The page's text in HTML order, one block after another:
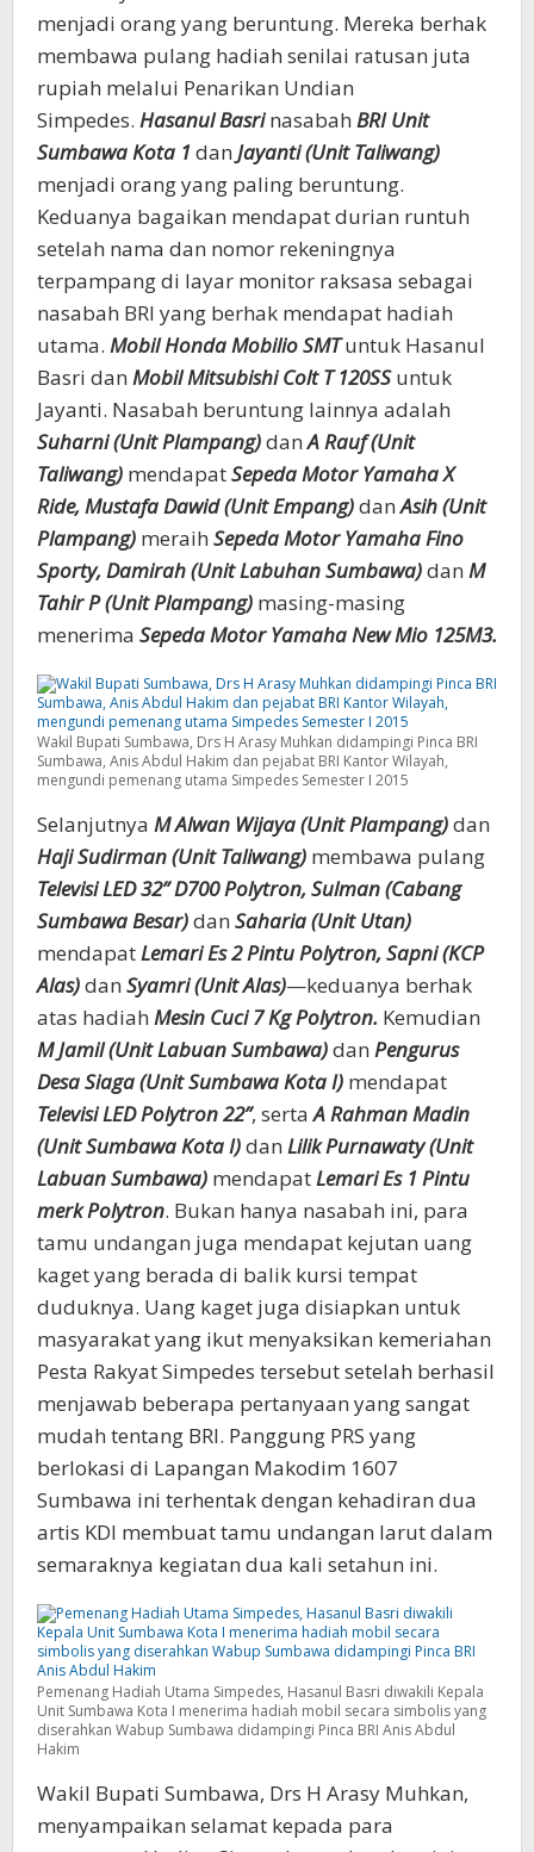
menjadi orang yang beruntung. Mereka berhak
membawa pulang hadiah senilai ratusan juta
rupiah melalui Penarikan Undian
Simpedes. Hasanul Basri nasabah BRI Unit
Sumbawa Kota 1dan Jayanti (Unit Taliwang)
menjadi orang yang paling beruntung.
Keduanya bagaikan mendapat durian runtuh
setelah nama dan nomor rekeningnya
terpampang di layar monitor raksasa sebagai
nasabah BRI yang berhak mendapat hadiah
utama. Mobil Honda Mobilio SMT untuk Hasanul
Basri dan Mobil Mitsubishi Colt T 120SS untuk
Jayanti. Nasabah beruntung lainnya adalah
Suharni (Unit Plampang)danA Rauf (Unit
Taliwang) mendapatSepeda Motor Yamaha X
Ride, Mustafa Dawid (Unit Empang)danAsih (Unit
Plampang) meraih Sepeda Motor Yamaha Fino
Sporty, Damirah (Unit Labuhan Sumbawa)dan M
Tahir P (Unit Plampang) masing-masing
menerima Sepeda Motor Yamaha New Mio 125M3.
Wakil Bupati Sumbawa, Drs H Arasy Muhkan didampingi Pinca BRI
Sumbawa, Anis Abdul Hakim dan pejabat BRI Kantor Wilayah,
mengundi pemenang utama Simpedes Semester I 2015
Selanjutnya M Alwan Wijaya (Unit Plampang)dan
Haji Sudirman (Unit Taliwang) membawa pulang
Televisi LED 32” D700 Polytron, Sulman (Cabang
Sumbawa Besar)dan Saharia (Unit Utan)
mendapatLemari Es 2 Pintu Polytron, Sapni (KCP
Alas)dan Syamri (Unit Alas)—keduanya berhak
atas hadiah Mesin Cuci 7 Kg Polytron. Kemudian
M Jamil (Unit Labuan Sumbawa)dan Pengurus
Desa Siaga (Unit Sumbawa Kota I) mendapat
Televisi LED Polytron 22”, sertaA Rahman Madin
(Unit Sumbawa Kota I)dan Lilik Purnawaty (Unit
Labuan Sumbawa) mendapatLemari Es 1 Pintu
merk Polytron. Bukan hanya nasabah ini, para
tamu undangan juga mendapat kejutan uang
kaget yang berada di balik kursi tempat
duduknya. Uang kaget juga disiapkan untuk
masyarakat yang ikut menyaksikan kemeriahan
Pesta Rakyat Simpedes tersebut setelah berhasil
menjawab beberapa pertanyaan yang sangat
mudah tentang BRI. Panggung PRS yang
berlokasi di Lapangan Makodim 1607
Sumbawa ini terhentak dengan kehadiran dua
artis KDI membuat tamu undangan larut dalam
semaraknya kegiatan dua kali setahun ini.
Pemenang Hadiah Utama Simpedes, Hasanul Basri diwakili Kepala
Unit Sumbawa Kota I menerima hadiah mobil secara simbolis yang
diserahkan Wabup Sumbawa didampingi Pinca BRI Anis Abdul
Hakim
Wakil Bupati Sumbawa, Drs H Arasy Muhkan,
menyampaikan selamat kepada para